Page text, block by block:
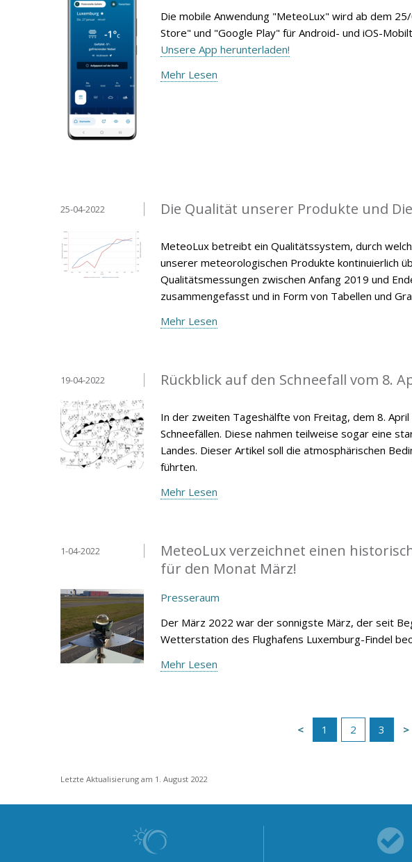
Die mobile Anwendung "MeteoLux" wird ab dem
Store" und "Google Play" für Android- und iOS-
Unsere App herunterladen!
Mehr Lesen
Die Qualität unserer Produkte und
25-04-2022
MeteoLux betreibt ein Qualitätssystem, durch
unserer meteorologischen Produkte kontinuierlich
Qualitätsmessungen zwischen Anfang 2019 und
zusammengefasst und in Form von Tabellen und
Mehr Lesen
Rückblick auf den Schneefall vom 8.
19-04-2022
In der zweiten Tageshälfte von Freitag, dem 8.
Schneefällen. Diese nahmen teilweise sogar eine
Landes. Dieser Artikel soll die atmosphärischen
führten.
Mehr Lesen
MeteoLux verzeichnet einen
für den Monat März!
1-04-2022
Presseraum
Der März 2022 war der sonnigste März, der seit
Wetterstation des Flughafens Luxemburg-Findel
Mehr Lesen
1 2 3
Letzte Aktualisierung am 1. August 2022